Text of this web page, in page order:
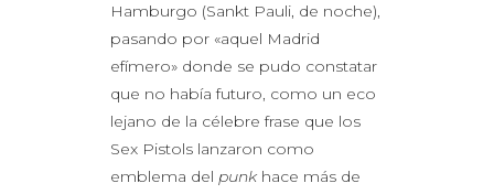
Hamburgo (Sankt Pauli, de noche),
pasando por «aquel Madrid
efímero» donde se pudo constatar
que no había futuro, como un eco
lejano de la célebre frase que los
Sex Pistols lanzaron como
emblema del punk hace más de